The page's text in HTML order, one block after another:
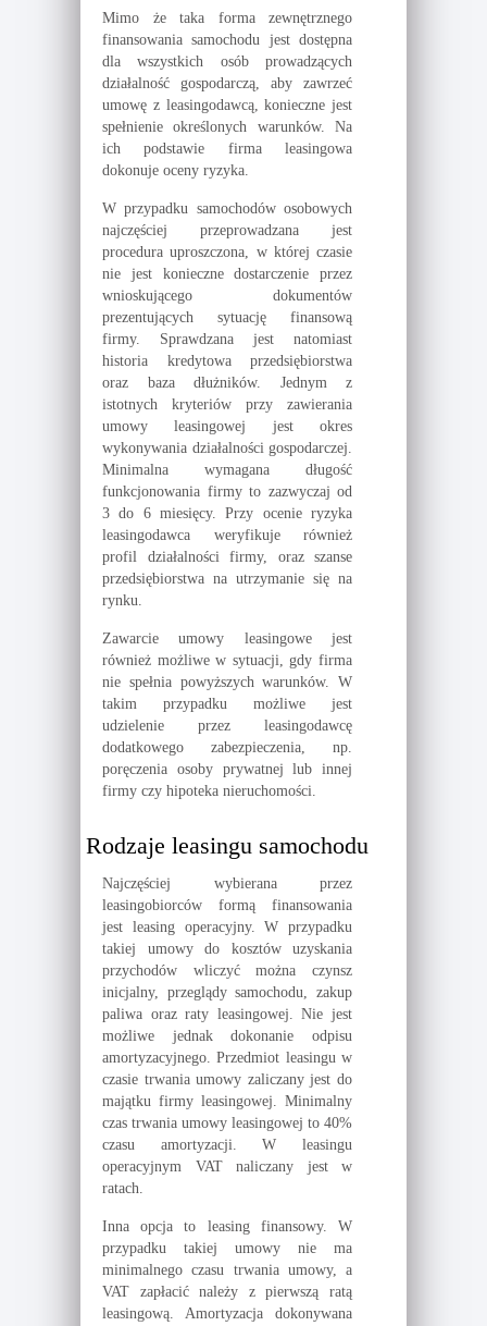
Mimo że taka forma zewnętrznego
finansowania samochodu jest dostępna
dla wszystkich osób prowadzących
działalność gospodarczą, aby zawrzeć
umowę z leasingodawcą, konieczne jest
spełnienie określonych warunków. Na
ich podstawie firma leasingowa
dokonuje oceny ryzyka.
W przypadku samochodów osobowych
najczęściej przeprowadzana jest
procedura uproszczona, w której czasie
nie jest konieczne dostarczenie przez
wnioskującego dokumentów
prezentujących sytuację finansową
firmy. Sprawdzana jest natomiast
historia kredytowa przedsiębiorstwa
oraz baza dłużników. Jednym z
istotnych kryteriów przy zawierania
umowy leasingowej jest okres
wykonywania działalności gospodarczej.
Minimalna wymagana długość
funkcjonowania firmy to zazwyczaj od
3 do 6 miesięcy. Przy ocenie ryzyka
leasingodawca weryfikuje również
profil działalności firmy, oraz szanse
przedsiębiorstwa na utrzymanie się na
rynku.
Zawarcie umowy leasingowe jest
również możliwe w sytuacji, gdy firma
nie spełnia powyższych warunków. W
takim przypadku możliwe jest
udzielenie przez leasingodawcę
dodatkowego zabezpieczenia, np.
poręczenia osoby prywatnej lub innej
firmy czy hipoteka nieruchomości.
Rodzaje leasingu samochodu
Najczęściej wybierana przez
leasingobiorców formą finansowania
jest leasing operacyjny. W przypadku
takiej umowy do kosztów uzyskania
przychodów wliczyć można czynsz
inicjalny, przeglądy samochodu, zakup
paliwa oraz raty leasingowej. Nie jest
możliwe jednak dokonanie odpisu
amortyzacyjnego. Przedmiot leasingu w
czasie trwania umowy zaliczany jest do
majątku firmy leasingowej. Minimalny
czas trwania umowy leasingowej to 40%
czasu amortyzacji. W leasingu
operacyjnym VAT naliczany jest w
ratach.
Inna opcja to leasing finansowy. W
przypadku takiej umowy nie ma
minimalnego czasu trwania umowy, a
VAT zapłacić należy z pierwszą ratą
leasingową. Amortyzacja dokonywana